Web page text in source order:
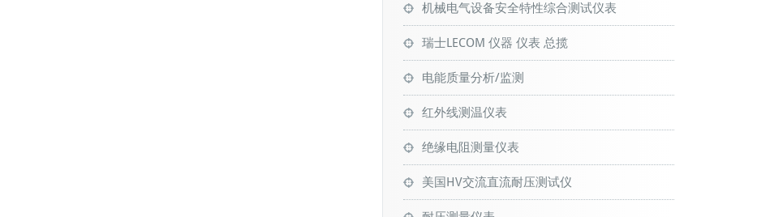
机械电气设备安全特性综合测试仪表
瑞士LECOM 仪器 仪表 总揽
电能质量分析/监测
红外线测温仪表
绝缘电阻测量仪表
美国HV交流直流耐压测试仪